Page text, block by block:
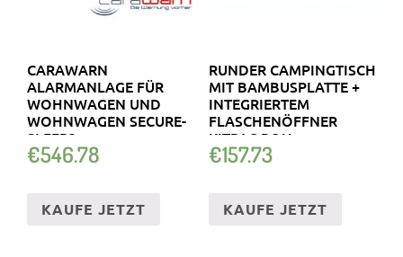
CARAWARN
ALARMANLAGE FÜR
WOHNWAGEN UND
WOHNWAGEN SECURE-
SLEEP3
€546.78
KAUFE JETZT
RUNDER CAMPINGTISCH
MIT BAMBUSPLATTE +
INTEGRIERTEM
FLASCHENÖFFNER
KITPAC ROU…
€157.73
KAUFE JETZT